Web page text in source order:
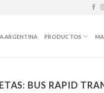
ARGENTINA PRODUCTOS
BUS RAPID